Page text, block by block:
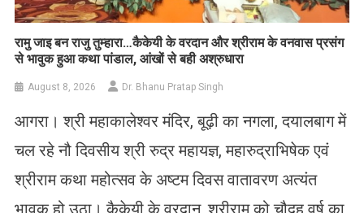
रामु जाइ बन राजु तुम्हारा…कैकेयी के वरदान और श्रीराम के वनवास प्रसंग
से भावुक हुआ कथा पांडाल, आंखों से बही अश्रुधारा
August 8, 2026 Dr. Bhanu Pratap Singh
आगरा। श्री महाकालेश्वर मंदिर, बूढ़ी का नगला, दयालबाग में
चल रहे नौ दिवसीय श्री रुद्र महायज्ञ, महारुद्राभिषेक एवं
श्रीराम कथा महोत्सव के अष्टम दिवस वातावरण अत्यंत